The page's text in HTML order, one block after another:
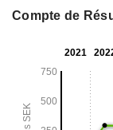
Compte de